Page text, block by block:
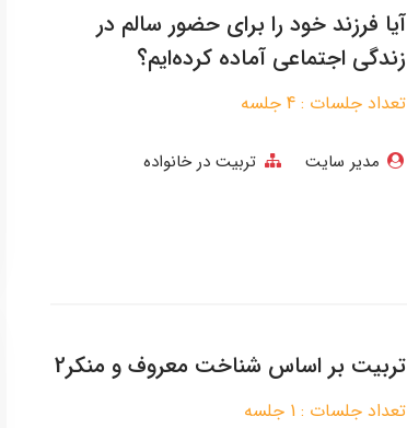
آیا فرزند خود را برای حضور سالم در
زندگی اجتماعی آماده کرده‌ایم؟
تعداد جلسات : 4 جلسه
مدیر سایت تربیت در خانواده
تربیت بر اساس شناخت معروف و منکر2
تعداد جلسات : 1 جلسه